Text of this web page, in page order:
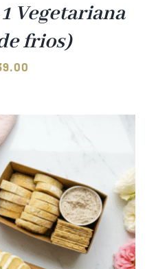
Vegetariana
frios)